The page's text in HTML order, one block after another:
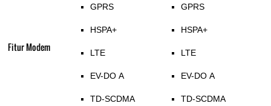
Fitur Modem
GPRS
HSPA+
LTE
EV-DO A
TD-SCDMA
GPRS
HSPA+
LTE
EV-DO A
TD-SCDMA